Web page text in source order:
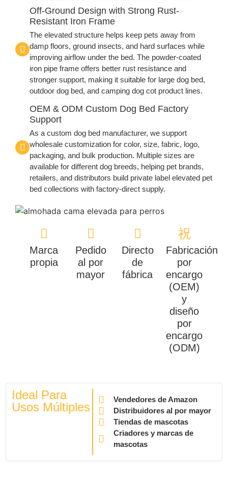
Off-Ground Design with Strong Rust-
Resistant Iron Frame
The elevated structure helps keep pets away from
damp floors, ground insects, and hard surfaces while
improving airflow under the bed. The powder-coated
iron pipe frame offers better rust resistance and
stronger support, making it suitable for large dog bed,
outdoor dog bed, and camping dog cot product lines.
OEM & ODM Custom Dog Bed Factory
Support
As a custom dog bed manufacturer, we support
wholesale customization for color, size, fabric, logo,
packaging, and bulk production. Multiple sizes are
available for different dog breeds, helping pet brands,
retailers, and distributors build private label elevated pet
bed collections with factory-direct supply.
Marca
propia
Pedido
al por
mayor
Directo
de
fábrica
Fabricación
por
encargo
(OEM)
y
diseño
por
encargo
(ODM)
Ideal Para
Usos Múltiples
Vendedores de Amazon
Distribuidores al por mayor
Tiendas de mascotas
Criadores y marcas de
mascotas